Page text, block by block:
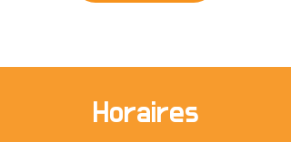
Horaires